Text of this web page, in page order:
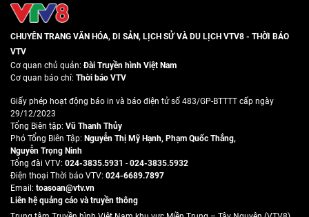
CHUYÊN TRANG VĂN HÓA, DI SẢN, LỊCH SỬ VÀ DU LỊCH VTV8 - THỜI BÁO
VTV
Cơ quan chủ quản:Đài Truyền hình Việt Nam
Cơ quan báo chí: Thời báo VTV
Giấy phép hoạt động báo in và báo điện tử số 483/GP-BTTTT cấp ngày
29/12/2023
Tổng Biên tập: Vũ Thanh Thủy
Phó Tổng Biên Tập: Nguyễn Thị Mỹ Hạnh, Phạm Quốc Thắng,
Nguyễn Trọng Ninh
Tổng đài VTV: 024-3835.5931 - 024-3835.5932
Ðiện thoại Thời báo VTV: 024-6689.7897
Email: toasoan@vtv.vn
Liên hệ quảng cáo và truyền thông